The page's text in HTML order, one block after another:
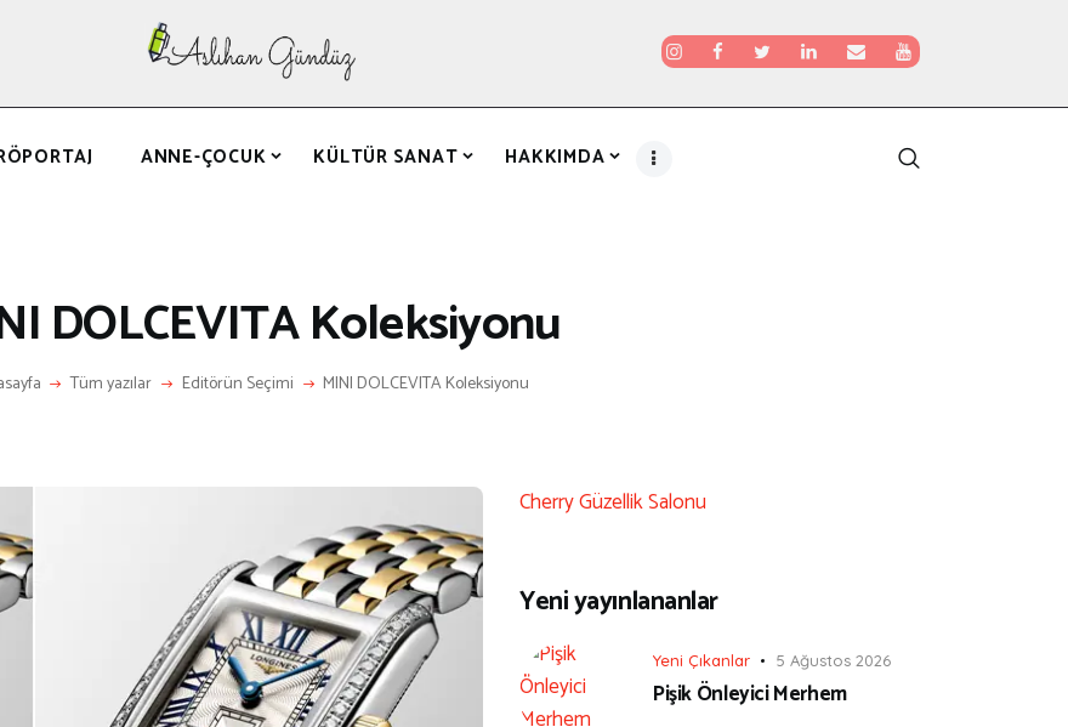
ANNE-ÇOCUK KÜLTÜR SANAT HAKKIMDA
DOLCEVITA Koleksiyonu
Tüm yazılar Editörün Seçimi MINI DOLCEVITA Koleksiyonu
ÇOCUK
SANAT
Cherry Güzellik Salonu
Yeni yayınlananlar
Yeni Çıkanlar 5 Ağustos 2026
Pişik Önleyici Merhem